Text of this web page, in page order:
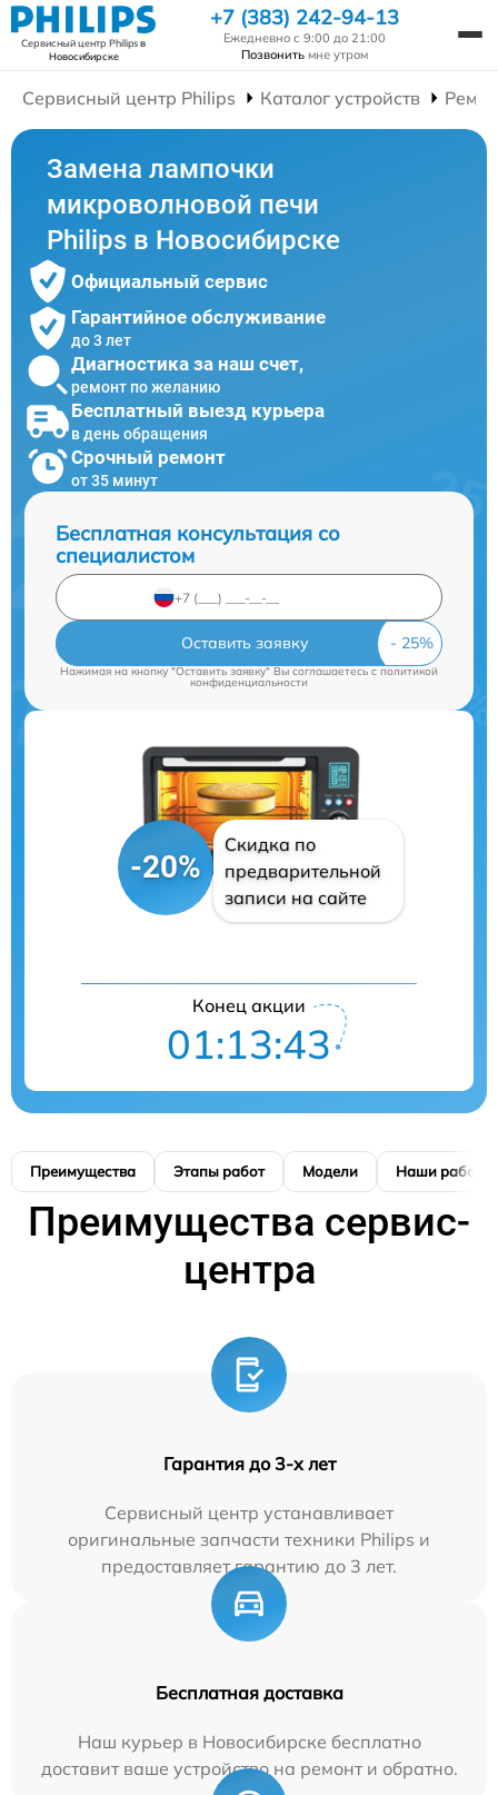
Сервисный центр Philipsв
Новосибирске
+7 (383) 242-94-13
Ежедневно с 9:00 до 21:00
Позвонить мне утром
Сервисный центр Philips Каталог устройств
Замена лампочки
микроволновой печи
Philips в Новосибирске
Официальный сервис
Гарантийное обслуживание
до 3 лет
Диагностика за наш счет,
ремонт по желанию
Бесплатный выезд курьера
в день обращения
Срочный ремонт
от 35 минут
Бесплатная консультация со
специалистом
Оставить заявку
Нажимая на кнопку "Оставить заявку" Вы соглашаетесь c политикой
конфиденциальности
-20%
Скидка по
предварительной
записи на сайте
Конец акции
01:13:42
Преимущества Этапы работ Модели Наши работы
Преимущества сервис-
центра
Гарантия до 3-х лет
Сервисный центр устанавливает
оригинальные запчасти техники Philips и
предоставляет гарантию до 3 лет.
Бесплатная доставка
Наш курьер в Новосибирске бесплатно
доставит ваше устройство на ремонт и обратно.